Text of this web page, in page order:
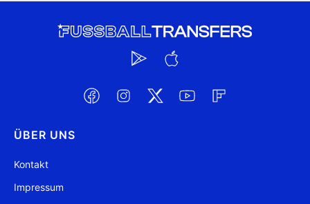
ÜBER UNS
Kontakt
Impressum